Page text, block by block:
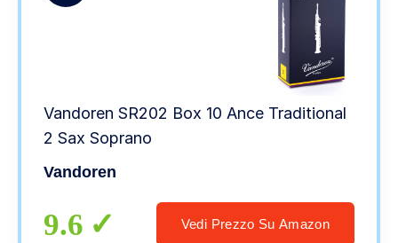
Vandoren SR202 Box 10 Ance Traditional
2 Sax Soprano
Vandoren
9.6 Vedi Prezzo Su Amazon